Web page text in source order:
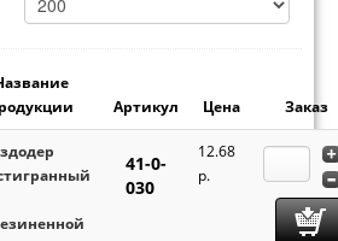
Артикул Цена Заказ
41-0-
030
12.68
p.